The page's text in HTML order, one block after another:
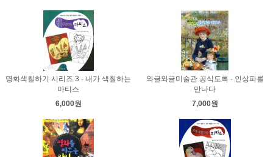
명화색칠하기 시리즈 3 - 내가 색칠하는
마티스
6,000원
와글와글미술관 공식도록 - 인상파를
만나다
7,000원